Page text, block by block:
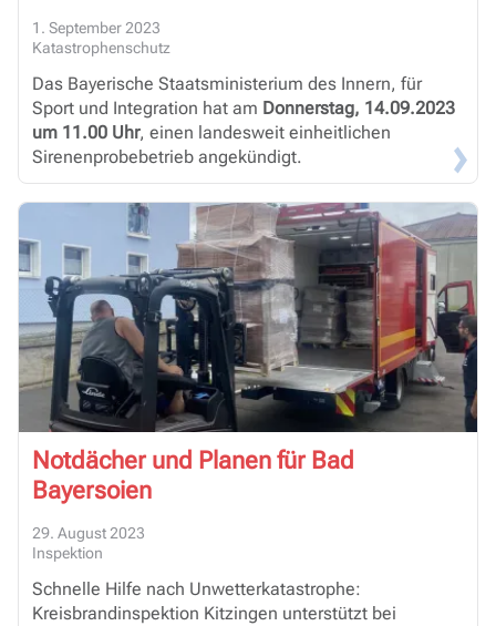
1. September 2023
Katastrophenschutz
Das Bayerische Staatsministerium des Innern, für
Sport und Integration hat am Donnerstag, 14.09.2023
um 11.00 Uhr, einen landesweit einheitlichen
Sirenenprobebetrieb angekündigt.
Notdächer und Planen für Bad
Bayersoien
29. August 2023
Inspektion
Schnelle Hilfe nach Unwetterkatastrophe:
Kreisbrandinspektion Kitzingen unterstützt bei